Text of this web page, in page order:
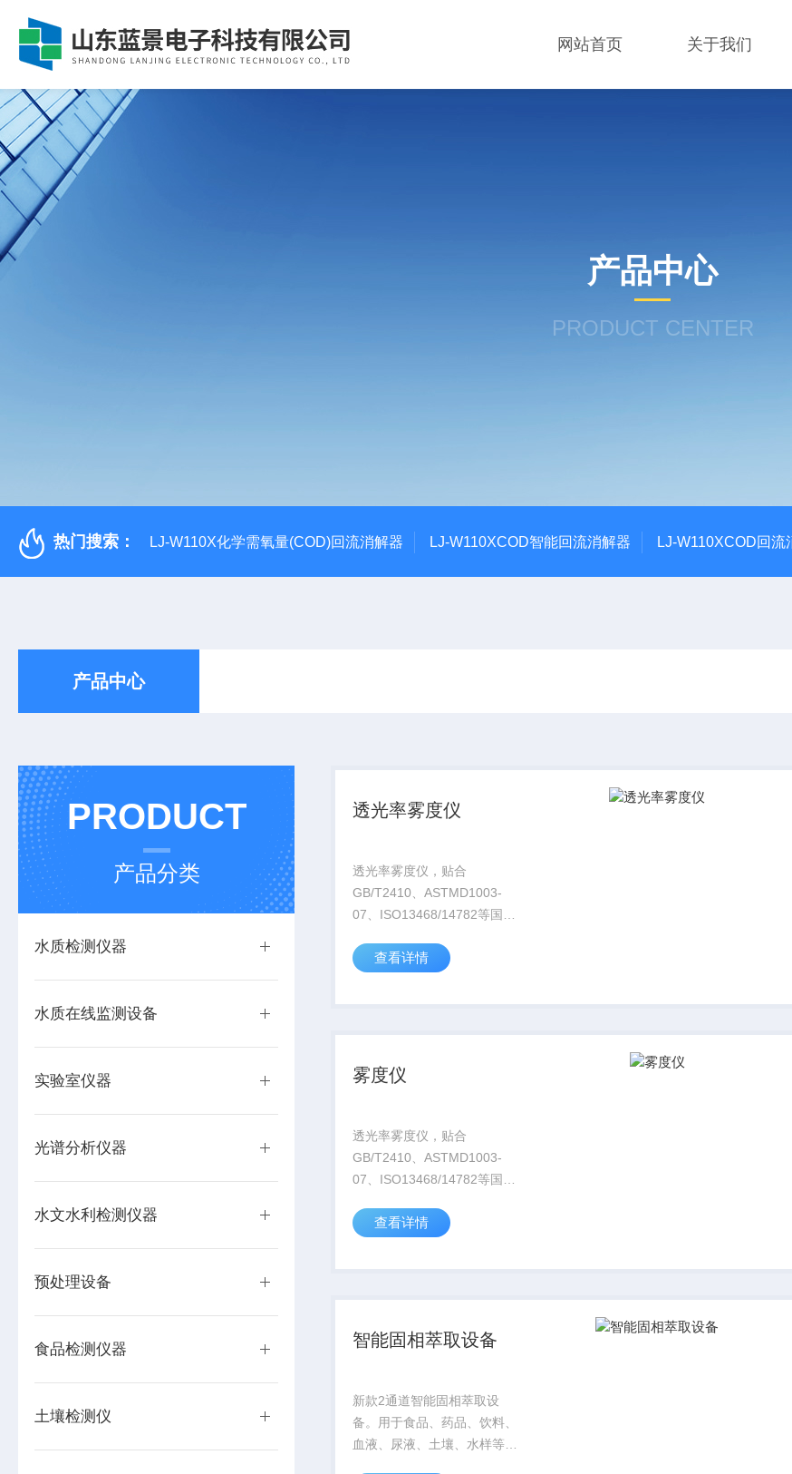
网站首页 关于我们
产品中心
PRODUCT CENTER
热门搜索： LJ-W110X化学需氧量(COD)回流消解器 LJ-W110XCOD智能回流消解器 LJ-W110XCOD回流
产品中心
PRODUCT
产品分类
水质检测仪器
水质在线监测设备
实验室仪器
光谱分析仪器
水文水利检测仪器
预处理设备
食品检测仪器
土壤检测仪
透光率雾度仪
透光率雾度仪，贴合
GB/T2410、ASTMD1003-
07、ISO13468/14782等国内
透光率与雾度检测设计，凭借
量（分辨率0.01、重复...
查看详情
雾度仪
透光率雾度仪，贴合
GB/T2410、ASTMD1003-
07、ISO13468/14782等国内
透光率与雾度检测设计，凭借
量（分辨率0.01、重复...
查看详情
智能固相萃取设备
新款2通道智能固相萃取设
备。用于食品、药品、饮料、
血液、尿液、土壤、水样等样